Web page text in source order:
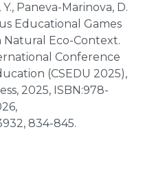
Paneva-Marinova, D.
Educational Games
Natural Eco-Context.
Conference
(CSEDU 2025),
2025, ISBN:978-
834-845.